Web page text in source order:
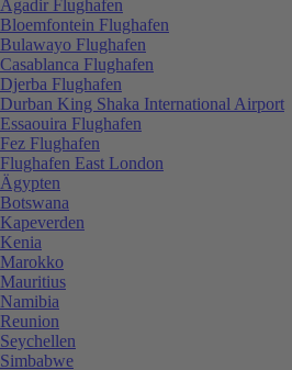
Agadir Flughafen
Bloemfontein Flughafen
Bulawayo Flughafen
Casablanca Flughafen
Djerba Flughafen
Durban King Shaka International Airport
Essaouira Flughafen
Fez Flughafen
Flughafen East London
Ägypten
Botswana
Kapeverden
Kenia
Marokko
Mauritius
Namibia
Reunion
Seychellen
Simbabwe